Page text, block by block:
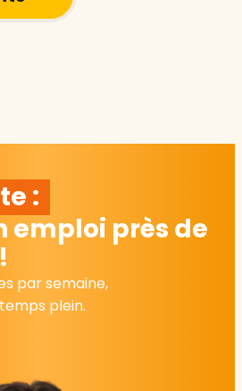
:
emploi près de
par semaine,
plein.